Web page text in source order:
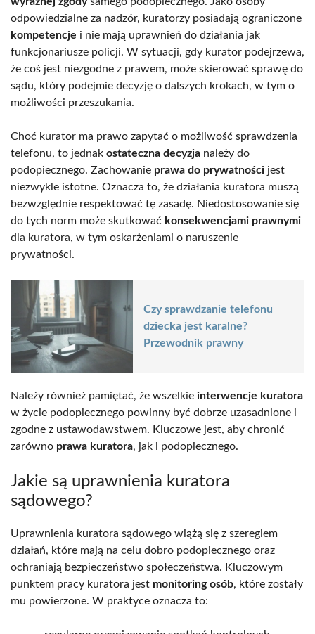
odpowiedzialne za nadzór, kuratorzy posiadają ograniczone
kompetencje i nie mają uprawnień do działania jak
funkcjonariusze policji. W sytuacji, gdy kurator podejrzewa,
że coś jest niezgodne z prawem, może skierować sprawę do
sądu, który podejmie decyzję o dalszych krokach, w tym o
możliwości przeszukania.
Choć kurator ma prawo zapytać o możliwość sprawdzenia
telefonu, to jednak ostateczna decyzja należy do
podopiecznego. Zachowanie prawa do prywatności jest
niezwykle istotne. Oznacza to, że działania kuratora muszą
bezwzględnie respektować tę zasadę. Niedostosowanie się
do tych norm może skutkować konsekwencjami prawnymi
dla kuratora, w tym oskarżeniami o naruszenie
prywatności.
Czy sprawdzanie telefonu
dziecka jest karalne?
Przewodnik prawny
Należy również pamiętać, że wszelkie interwencje kuratora
w życie podopiecznego powinny być dobrze uzasadnione i
zgodne z ustawodawstwem. Kluczowe jest, aby chronić
zarówno prawa kuratora, jak i podopiecznego.
Jakie są uprawnienia kuratora
sądowego?
Uprawnienia kuratora sądowego wiążą się z szeregiem
działań, które mają na celu dobro podopiecznego oraz
ochraniają bezpieczeństwo społeczeństwa. Kluczowym
punktem pracy kuratora jest monitoring osób, które zostały
mu powierzone. W praktyce oznacza to: